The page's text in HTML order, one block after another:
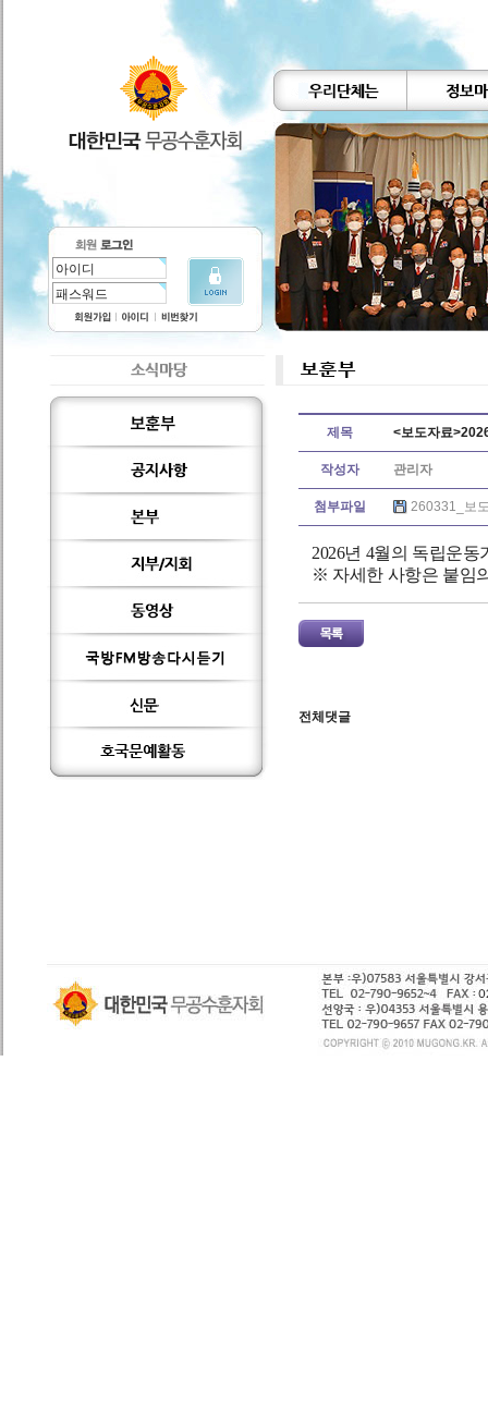
제목 <보도자료
작성자 관리자
첨부파일 260331_보
2026년 4월의 독립운동
※ 자세한 사항은 붙임
전체댓글